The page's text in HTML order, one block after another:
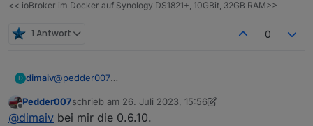
<< ioBroker im Docker auf Synology DS1821+, 10GBit, 32GB RAM>>
1 Antwort 0
D dimaiv@pedder007
stoppen. Dann kann, eigentlich, nix mehr schief gehen.
Wie ist euer Zigbee Firmware Stand?
Offline
Pedder007schrieb am 26. Juli 2023, 15:56
zuletzt editiert von Pedder007
@dimaiv bei mir die 0.6.10.